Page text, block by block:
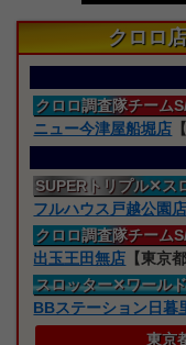
クロロ
クロロ調査隊チーム
ニュー今津屋船堀店
SUPERトリプル✕ス
フルハウス戸越公園店
クロロ調査隊チーム
出玉王田無店 【東京都
スロッター✕ワール
BBステーション日暮
東京